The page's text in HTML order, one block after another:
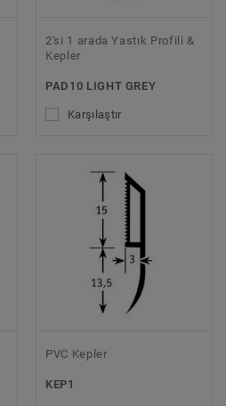
2'si 1 arada Yastık Profili &
Kepler
PAD10 LIGHT GREY
Karşılaştır
PVC Kepler
KEP1